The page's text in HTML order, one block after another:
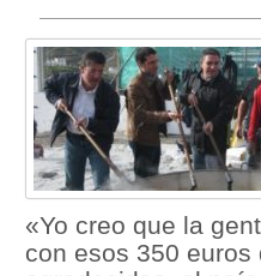
«Yo creo que la
con esos 350